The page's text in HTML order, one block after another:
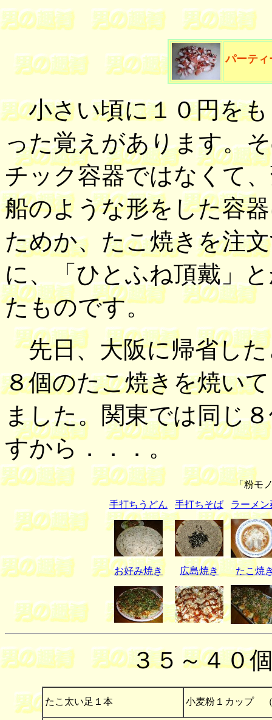
パーティ
小さい頃に１０円をも
った覚えがあります。
チック容器ではなくて
船のような形をした容
ためか、たこ焼きを注
に、「ひとふね頂戴」
たものです。
先日、大阪に帰省した
８個のたこ焼きを焼い
ました。関東では同じ
すから．．．。
「粉モノ
手打ちうどん
手打ちそば ラーメン
お好み焼き 広島焼き たこ焼
３５～４０
たこ太い足１本 小麦粉１カップ